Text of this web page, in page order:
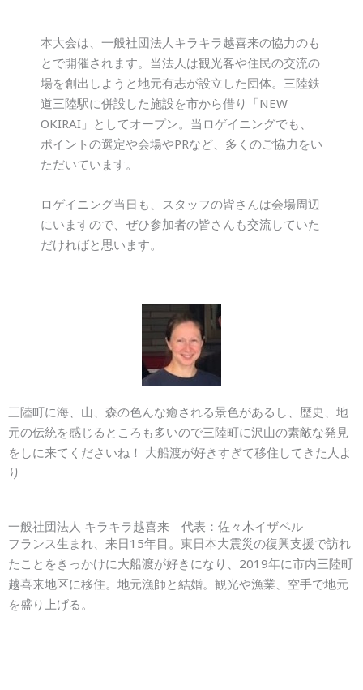
本大会は、一般社団法人キラキラ越喜来の協力のも
とで開催されます。当法人は観光客や住民の交流の
場を創出しようと地元有志が設立した団体。三陸鉄
道三陸駅に併設した施設を市から借り「NEW
OKIRAI」としてオープン。当ロゲイニングでも、
ポイントの選定や会場やPRなど、多くのご協力をい
ただいています。
ロゲイニング当日も、スタッフの皆さんは会場周辺
にいますので、ぜひ参加者の皆さんも交流していた
だければと思います。
三陸町に海、山、森の色んな癒される景色があるし、歴史、地
元の伝統を感じるところも多いので三陸町に沢山の素敵な発見
をしに来てくださいね！ 大船渡が好きすぎて移住してきた人よ
り
一般社団法人 キラキラ越喜来 代表：佐々木イザベル
フランス生まれ、来日15年目。東日本大震災の復興支援で訪れ
たことをきっかけに大船渡が好きになり、2019年に市内三陸町
越喜来地区に移住。地元漁師と結婚。観光や漁業、空手で地元
を盛り上げる。